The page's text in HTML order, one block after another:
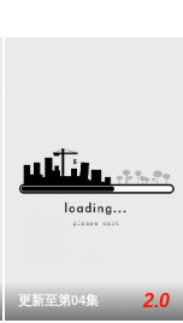
更新至第04集 2.0